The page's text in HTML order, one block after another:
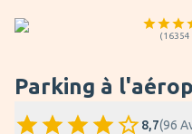
(16354
Parking à
8,7(96